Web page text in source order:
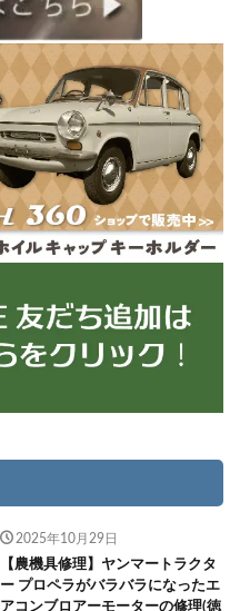
2025年10月29日
【農機具修理】ヤンマートラクタ
ー プロペラがバラバラになったエ
アコンブロアーモーターの修理(徳